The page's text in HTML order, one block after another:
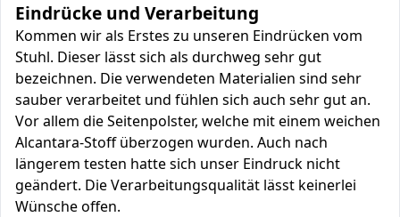
Eindrücke und Verarbeitung
Kommen wir als Erstes zu unseren Eindrücken vom
Stuhl. Dieser lässt sich als durchweg sehr gut
bezeichnen. Die verwendeten Materialien sind sehr
sauber verarbeitet und fühlen sich auch sehr gut an.
Vor allem die Seitenpolster, welche mit einem weichen
Alcantara-Stoff überzogen wurden. Auch nach
längerem testen hatte sich unser Eindruck nicht
geändert. Die Verarbeitungsqualität lässt keinerlei
Wünsche offen.